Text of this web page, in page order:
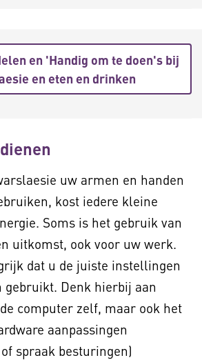
en 'Handig om te doen's bij
en eten en drinken
uw armen en handen
kost iedere kleine
Soms is het gebruik van
uitkomst, ook voor uw werk.
dat u de juiste instellingen
Denk hierbij aan
computer zelf, maar ook het
aanpassingen
spraak besturingen)